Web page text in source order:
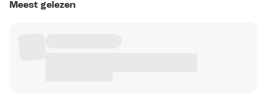
Meest gelezen